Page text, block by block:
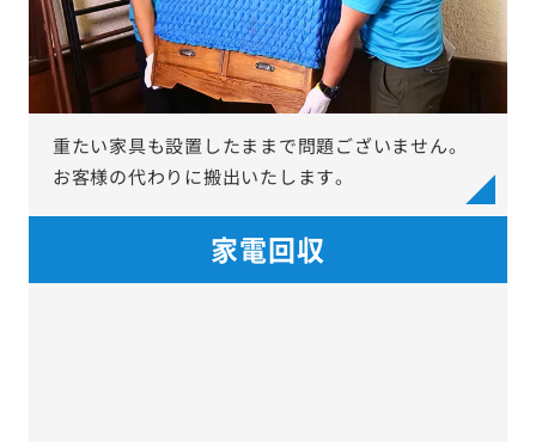
重たい家具も設置したままで問題ございません。
お客様の代わりに搬出いたします。
家電回収